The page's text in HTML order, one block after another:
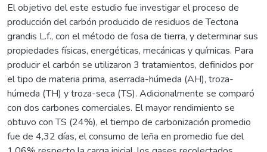
El objetivo del este estudio fue investigar el proceso de
producción del carbón producido de residuos de Tectona
grandis L.f., con el método de fosa de tierra, y determinar sus
propiedades físicas, energéticas, mecánicas y químicas. Para
producir el carbón se utilizaron 3 tratamientos, definidos por
el tipo de materia prima, aserrada-húmeda (AH), troza-
húmeda (TH) y troza-seca (TS). Adicionalmente se comparó
con dos carbones comerciales. El mayor rendimiento se
obtuvo con TS (24%), el tiempo de carbonización promedio
fue de 4,32 días, el consumo de leña en promedio fue del